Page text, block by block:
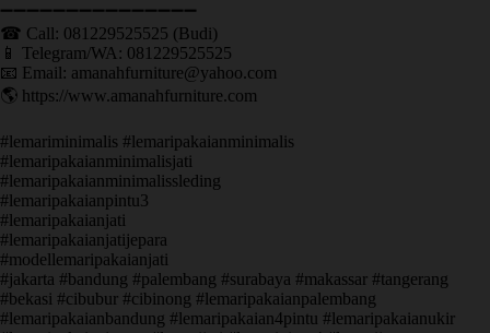
➖➖➖➖➖➖➖➖➖➖➖➖➖➖➖ ㅤ
☎ Call: 081229525525 (Budi)
📱 Telegram/WA: 081229525525
📧 Email: amanahfurniture@yahoo.com
🌎 https://www.amanahfurniture.com
#lemariminimalis #lemaripakaianminimalis
#lemaripakaianminimalisjati
#lemaripakaianminimalissleding
#lemaripakaianpintu3
#lemaripakaianjati
#lemaripakaianjatijepara
#modellemaripakaianjati
#jakarta #bandung #palembang #surabaya #makassar #tangerang
#bekasi #cibubur #cibinong #lemaripakaianpalembang
#lemaripakaianbandung #lemaripakaian4pintu #lemaripakaianukir